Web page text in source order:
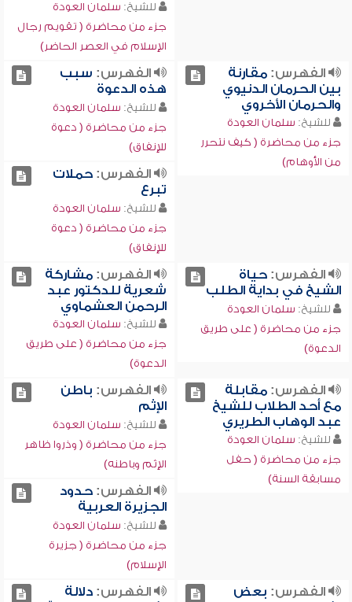
للشيخ: سلمان العودة
جزء من محاضرة ( تقويم رجال
الإسلام في العصر الحاضر)
الفهرس:مقارنة
بين الحرمان الدنيوي
والحرمان الأخروي
للشيخ: سلمان العودة
جزء من محاضرة ( كيف نتحرر
من الأوهام)
الفهرس: سبب
هذه الدعوة
للشيخ: سلمان العودة
جزء من محاضرة ( دعوة
للإنفاق)
الفهرس:حملات
تبرع
للشيخ: سلمان العودة
جزء من محاضرة ( دعوة
للإنفاق)
الفهرس:حياة
الشيخ في بداية الطلب
للشيخ: سلمان العودة
جزء من محاضرة ( على طريق
الدعوة)
الفهرس:مشاركة
شعرية للدكتور عبد
الرحمن العشماوي
للشيخ: سلمان العودة
جزء من محاضرة ( على طريق
الدعوة)
الفهرس:مقابلة
مع أحد الطلاب للشيخ
عبد الوهاب الطريري
للشيخ: سلمان العودة
جزء من محاضرة ( حفل
مسابقة السنة)
الفهرس: باطن
الإثم
للشيخ: سلمان العودة
جزء من محاضرة ( وذروا ظاهر
الإثم وباطنه)
الفهرس:حدود
الجزيرة العربية
للشيخ: سلمان العودة
جزء من محاضرة ( جزيرة
الإسلام)
الفهرس: بعض
الفهرس:دلالة